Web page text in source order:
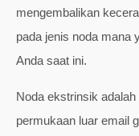
mengembalikan
pada jenis noda mana
Anda saat ini.
Noda ekstrinsik
permukaan luar email